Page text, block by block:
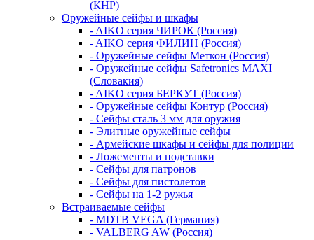
(КНР)
Оружейные сейфы и шкафы
- AIKO серия ЧИРОК (Россия)
- AIKO серия ФИЛИН (Россия)
- Оружейные сейфы Меткон (Россия)
- Оружейные сейфы Safetronics MAXI
(Словакия)
- AIKO серия БЕРКУТ (Россия)
- Оружейные сейфы Контур (Россия)
- Сейфы сталь 3 мм для оружия
- Элитные оружейные сейфы
- Армейские шкафы и сейфы для полиции
- Ложементы и подставки
- Сейфы для патронов
- Сейфы для пистолетов
- Сейфы на 1-2 ружья
Встраиваемые сейфы
- MDTB VEGA (Германия)
- VALBERG AW (Россия)